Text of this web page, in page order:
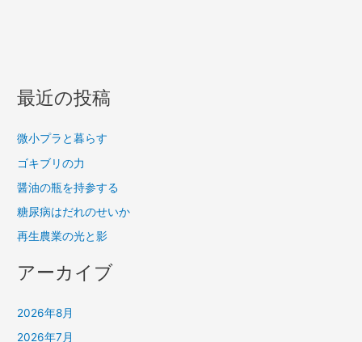
最近の投稿
微小プラと暮らす
ゴキブリの力
醤油の瓶を持参する
糖尿病はだれのせいか
再生農業の光と影
アーカイブ
2026年8月
2026年7月